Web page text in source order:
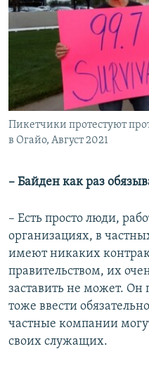
Пикетчики протестуют
в Огайо, Август 2021
– Байден как раз
– Есть просто люди,
организациях, в
имеют никаких
правительством, их
заставить не может.
тоже ввести
частные компании
своих служащих.